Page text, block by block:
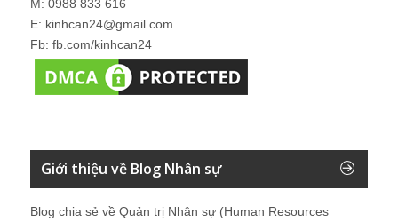
M: 0988 833 616
E: kinhcan24@gmail.com
Fb: fb.com/kinhcan24
Giới thiệu về Blog Nhân sự
Blog chia sẻ về Quản trị Nhân sự (Human Resources